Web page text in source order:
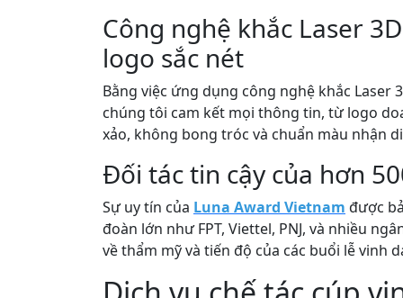
Công nghệ khắc Laser
logo sắc nét
Bằng việc ứng dụng công nghệ khắc Laser
chúng tôi cam kết mọi thông tin, từ logo
xảo, không bong tróc và chuẩn màu nhận
Đối tác tin cậy của hơn
Sự uy tín của Luna Award Vietnam được
đoàn lớn như FPT, Viettel, PNJ, và nhiều
về thẩm mỹ và tiến độ của các buổi lễ vinh